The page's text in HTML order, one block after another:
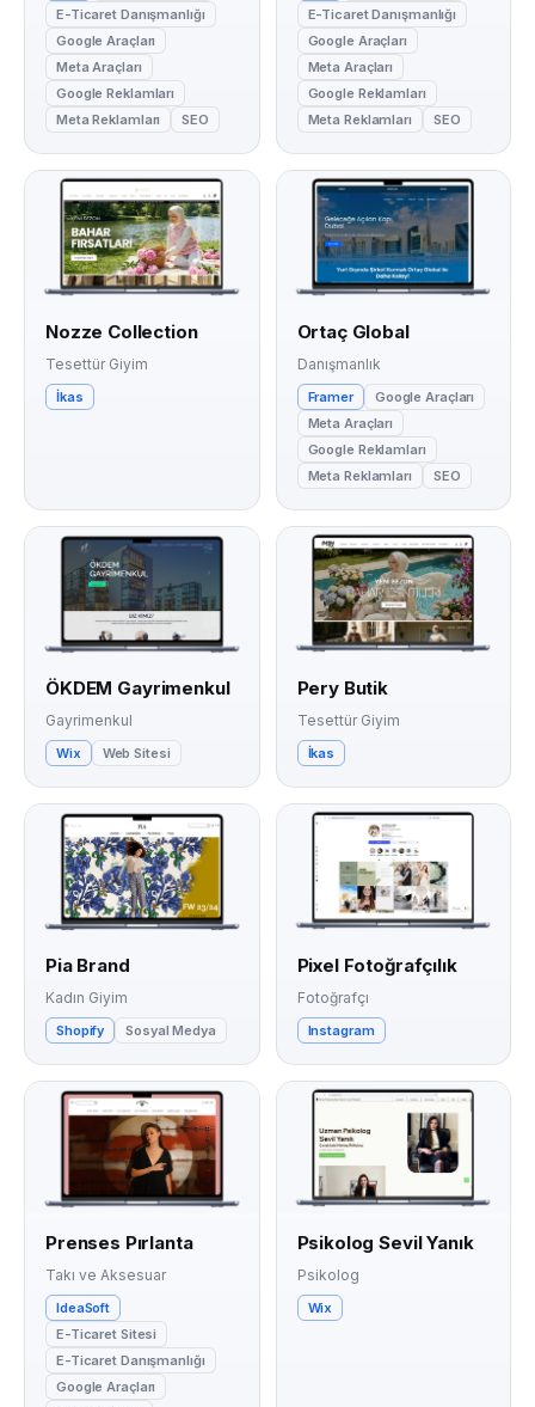
E-Ticaret Danışmanlığı
Google Araçları
Meta Araçları
Google Reklamları
Meta Reklamları
SEO
E-Ticaret Danışmanlığı
Google Araçları
Meta Araçları
Google Reklamları
Meta Reklamları
SEO
Nozze Collection
Tesettür Giyim
İkas
Ortaç Global
Danışmanlık
Framer
Google Araçları
Meta Araçları
Google Reklamları
Meta Reklamları
SEO
ÖKDEM Gayrimenkul
Gayrimenkul
Wix Web Sitesi
Pery Butik
Tesettür Giyim
İkas
Pia Brand
Kadın Giyim
Shopify Sosyal Medya
Pixel Fotoğrafçılık
Fotoğrafçı
Instagram
Prenses Pırlanta
Takı ve Aksesuar
IdeaSoft
E-Ticaret Sitesi
E-Ticaret Danışmanlığı
Google Araçları
Psikolog Sevil Yanık
Psikolog
Wix